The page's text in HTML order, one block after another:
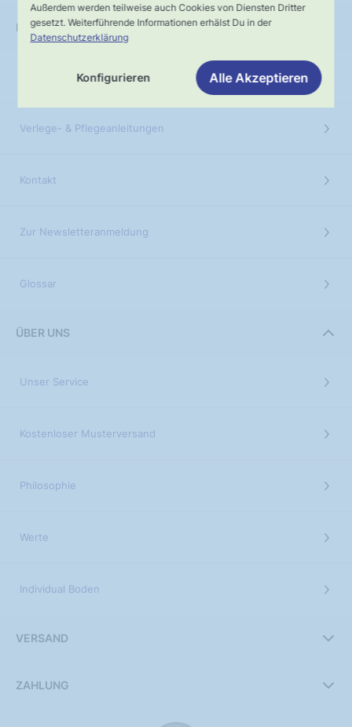
Außerdem werden teilweise auch Cookies von Diensten Dritter
gesetzt. Weiterführende Informationen erhälst Du in der
Datenschutzerklärung
Konfigurieren Alle Akzeptieren
HILFE & KONTAKT
Versandinformationen
Verlege- & Pflegeanleitungen
Kontakt
Zur Newsletteranmeldung
Glossar
ÜBER UNS
Unser Service
Kostenloser Musterversand
Philosophie
Werte
Individual Boden
VERSAND
ZAHLUNG